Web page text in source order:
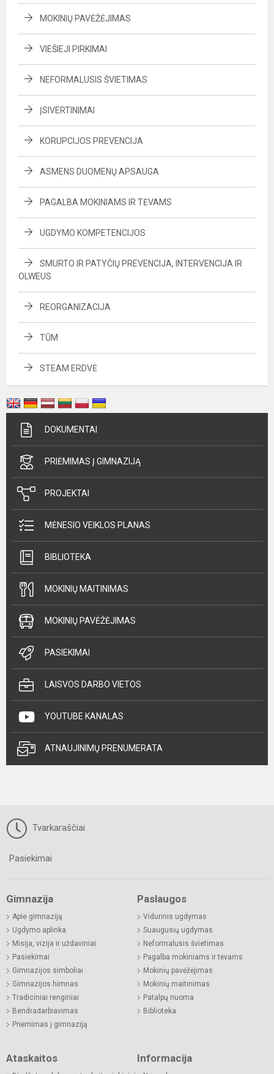
MOKINIŲ PAVĖŽĖJIMAS
VIEŠIEJI PIRKIMAI
NEFORMALUSIS ŠVIETIMAS
ĮSIVERTINIMAI
KORUPCIJOS PREVENCIJA
ASMENS DUOMENŲ APSAUGA
PAGALBA MOKINIAMS IR TĖVAMS
UGDYMO KOMPETENCIJOS
SMURTO IR PATYČIŲ PREVENCIJA, INTERVENCIJA IR
OLWEUS
REORGANIZACIJA
TŪM
STEAM ERDVĖ
DOKUMENTAI
PRIĖMIMAS Į GIMNAZIJĄ
PROJEKTAI
MĖNESIO VEIKLOS PLANAS
BIBLIOTEKA
MOKINIŲ MAITINIMAS
MOKINIŲ PAVĖŽĖJIMAS
PASIEKIMAI
LAISVOS DARBO VIETOS
YOUTUBE KANALAS
ATNAUJINIMŲ PRENUMERATA
Tvarkaraščiai
Pasiekimai
Gimnazija
Apie gimnaziją
Ugdymo aplinka
Misija, vizija ir uždaviniai
Pasiekimai
Gimnazijos simboliai
Gimnazijos himnas
Tradiciniai renginiai
Bendradarbiavimas
Priėmimas į gimnaziją
Paslaugos
Vidurinis ugdymas
Suaugusių ugdymas
Neformalusis švietimas
Pagalba mokiniams ir tėvams
Mokinių pavėžėjimas
Mokinių maitinimas
Patalpų nuoma
Biblioteka
Ataskaitos Informacija